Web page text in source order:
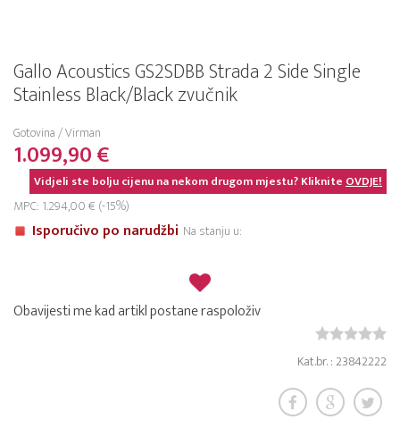
Gallo Acoustics GS2SDBB Strada 2 Side Single
Stainless Black/Black zvučnik
Gotovina / Virman
1.099,90 €
Vidjeli ste bolju cijenu na nekom drugom mjestu? KlikniteOVDJE!
MPC: 1.294,00 € (-15%)
Isporučivo po narudžbi Na stanju u:
Obavijesti me kad artikl postane raspoloživ
Kat.br. : 23842222